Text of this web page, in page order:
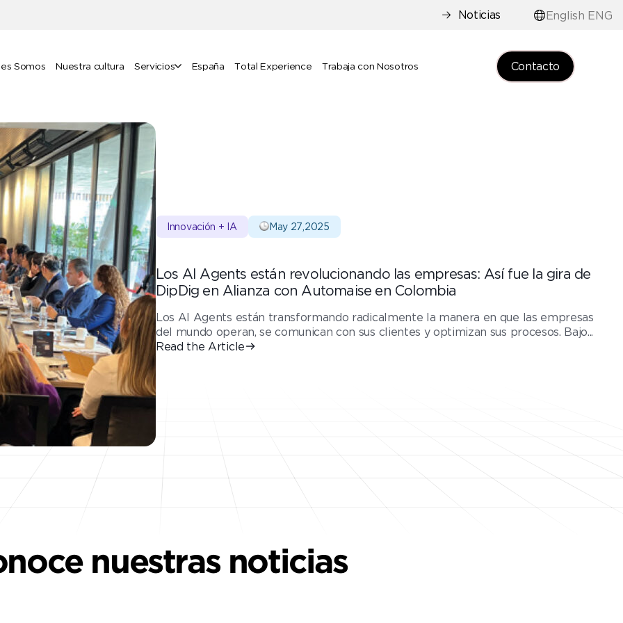
Noticias English ENG
Somos Nuestra cultura Servicios España Total Experience Trabaja con Nosotros Contacto
Innovación + IA May 27,2025
Los AI Agents están revolucionando las empresas: Así fue la gira de
DipDig en Alianza con Automaise en Colombia
Los AI Agents están transformando radicalmente la manera en que las empresas
del mundo operan, se comunican con sus clientes y optimizan sus procesos. Bajo...
Read the Article
nuestras noticias